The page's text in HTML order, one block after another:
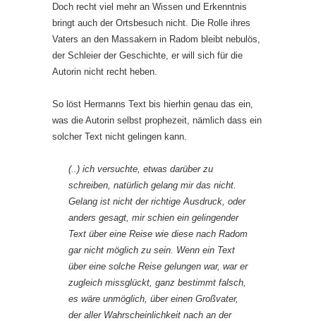
Doch recht viel mehr an Wissen und Erkenntnis
bringt auch der Ortsbesuch nicht. Die Rolle ihres
Vaters an den Massakern in Radom bleibt nebulös,
der Schleier der Geschichte, er will sich für die
Autorin nicht recht heben.
So löst Hermanns Text bis hierhin genau das ein,
was die Autorin selbst prophezeit, nämlich dass ein
solcher Text nicht gelingen kann.
(..) ich versuchte, etwas darüber zu
schreiben, natürlich gelang mir das nicht.
Gelang ist nicht der richtige Ausdruck, oder
anders gesagt, mir schien ein gelingender
Text über eine Reise wie diese nach Radom
gar nicht möglich zu sein. Wenn ein Text
über eine solche Reise gelungen war, war er
zugleich missglückt, ganz bestimmt falsch,
es wäre unmöglich, über einen Großvater,
der aller Wahrscheinlichkeit nach an der